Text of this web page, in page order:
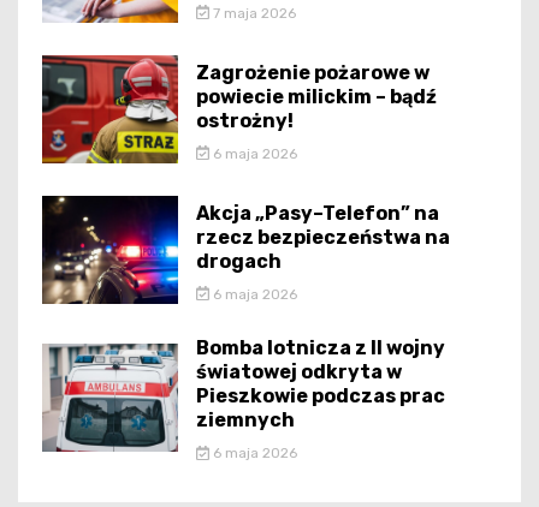
7 maja 2026
Zagrożenie pożarowe w
powiecie milickim – bądź
ostrożny!
6 maja 2026
Akcja „Pasy–Telefon” na
rzecz bezpieczeństwa na
drogach
6 maja 2026
Bomba lotnicza z II wojny
światowej odkryta w
Pieszkowie podczas prac
ziemnych
6 maja 2026